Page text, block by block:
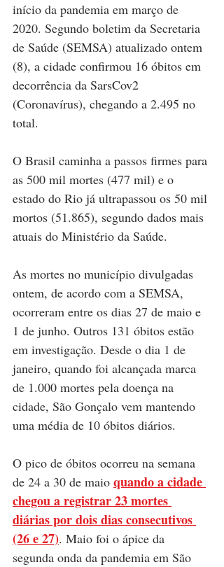
início da pandemia em março de
2020. Segundo boletim da Secretaria
de Saúde (SEMSA) atualizado ontem
(8), a cidade confirmou 16 óbitos em
decorrência da SarsCov2
(Coronavírus), chegando a 2.495 no
total.
O Brasil caminha a passos firmes para
as 500 mil mortes (477 mil) e o
estado do Rio já ultrapassou os 50 mil
mortos (51.865), segundo dados mais
atuais do Ministério da Saúde.
As mortes no município divulgadas
ontem, de acordo com a SEMSA,
ocorreram entre os dias 27 de maio e
1 de junho. Outros 131 óbitos estão
em investigação. Desde o dia 1 de
janeiro, quando foi alcançada marca
de 1.000 mortes pela doença na
cidade, São Gonçalo vem mantendo
uma média de 10 óbitos diários.
O pico de óbitos ocorreu na semana
de 24 a 30 de maio quando a cidade
chegou a registrar 23 mortes
diárias por dois dias consecutivos
(26 e 27). Maio foi o ápice da
segunda onda da pandemia em São